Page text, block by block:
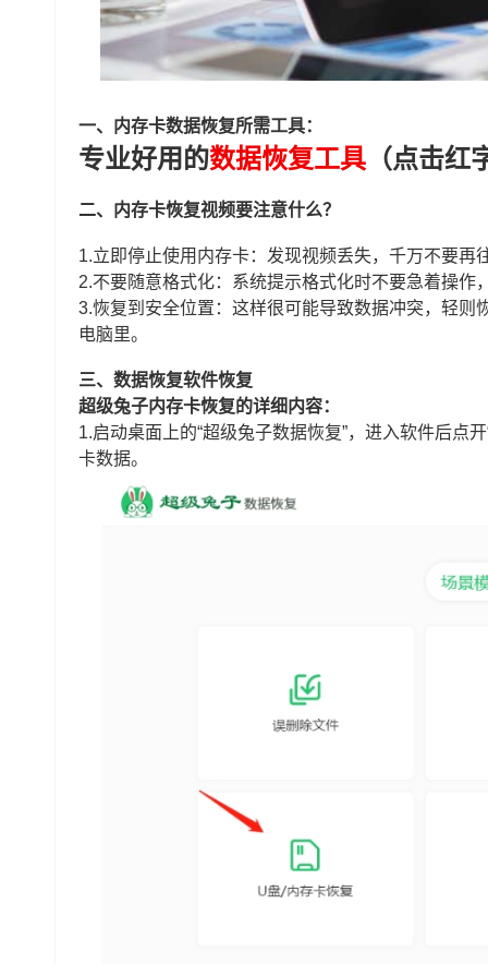
一、内存卡数据恢复所需工具：
专业好用的数据恢复工具 （点击红
二、内存卡恢复视频要注意什么？
1.立即停止使用内存卡：发现视频丢失，千万不要
2.不要随意格式化：系统提示格式化时不要急着操
3.恢复到安全位置：这样很可能导致数据冲突，轻
电脑里。
三、数据恢复软件恢复
超级兔子内存卡恢复的详细内容：
1.启动桌面上的“超级兔子数据恢复”，进入软件后点
卡数据。